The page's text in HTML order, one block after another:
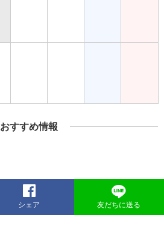
おすすめ情報
シェア 友だちに送る